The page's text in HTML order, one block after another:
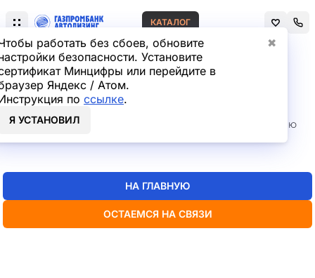
работать без сбоев, обновите
безопасности. Установите
Минцифры или перейдите в
Яндекс / Атом.
по ссылке.
Я УСТАНОВИЛ
✖
КАТАЛОГ
Главная Лизинг легковых автомобилей
СТРАНИЦА НЕ НАЙДЕНА
Но мы точно знаем, где искать нужную вам информацию
НА ГЛАВНУЮ
ОСТАЕМСЯ НА СВЯЗИ